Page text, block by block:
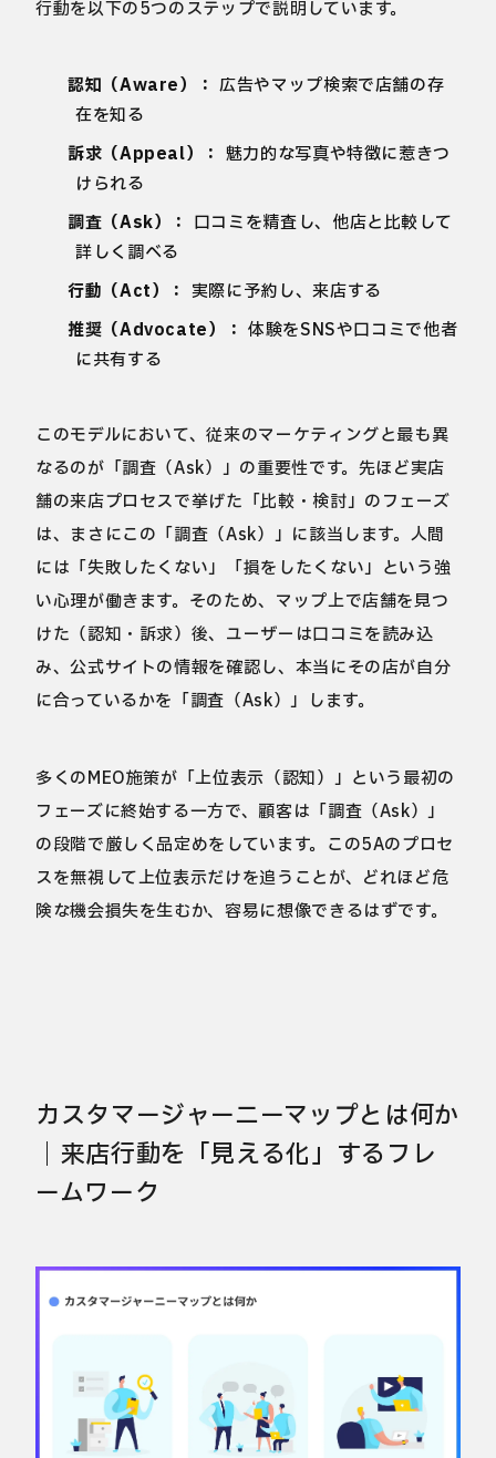
行動を以下の5つのステップで説明しています。
認知（Aware）： 広告やマップ検索で店舗の存
在を知る
訴求（Appeal）： 魅力的な写真や特徴に惹きつ
けられる
調査（Ask）： 口コミを精査し、他店と比較して
詳しく調べる
行動（Act）： 実際に予約し、来店する
推奨（Advocate）： 体験をSNSや口コミで他者
に共有する
このモデルにおいて、従来のマーケティングと最も異
なるのが「調査（Ask）」の重要性です。先ほど実店
舗の来店プロセスで挙げた「比較・検討」のフェーズ
は、まさにこの「調査（Ask）」に該当します。人間
には「失敗したくない」「損をしたくない」という強
い心理が働きます。そのため、マップ上で店舗を見つ
けた（認知・訴求）後、ユーザーは口コミを読み込
み、公式サイトの情報を確認し、本当にその店が自分
に合っているかを「調査（Ask）」します。
多くのMEO施策が「上位表示（認知）」という最初の
フェーズに終始する一方で、顧客は「調査（Ask）」
の段階で厳しく品定めをしています。この5Aのプロセ
スを無視して上位表示だけを追うことが、どれほど危
険な機会損失を生むか、容易に想像できるはずです。
カスタマージャーニーマップとは何か
｜来店行動を「見える化」するフレ
ームワーク